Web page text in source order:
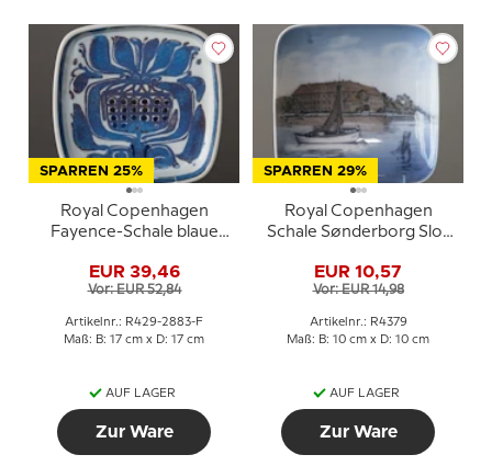
SPARREN 25%
Royal Copenhagen
Fayence-Schale blaue
Johanson
EUR 39,46
Vor: EUR 52,84
Artikelnr.: R429-2883-F
Maß: B: 17 cm x D: 17 cm
AUF LAGER
Zur Ware
SPARREN 29%
Royal Copenhagen
Schale Sønderborg Slot
EUR 10,57
Vor: EUR 14,98
Artikelnr.: R4379
Maß: B: 10 cm x D: 10 cm
AUF LAGER
Zur Ware